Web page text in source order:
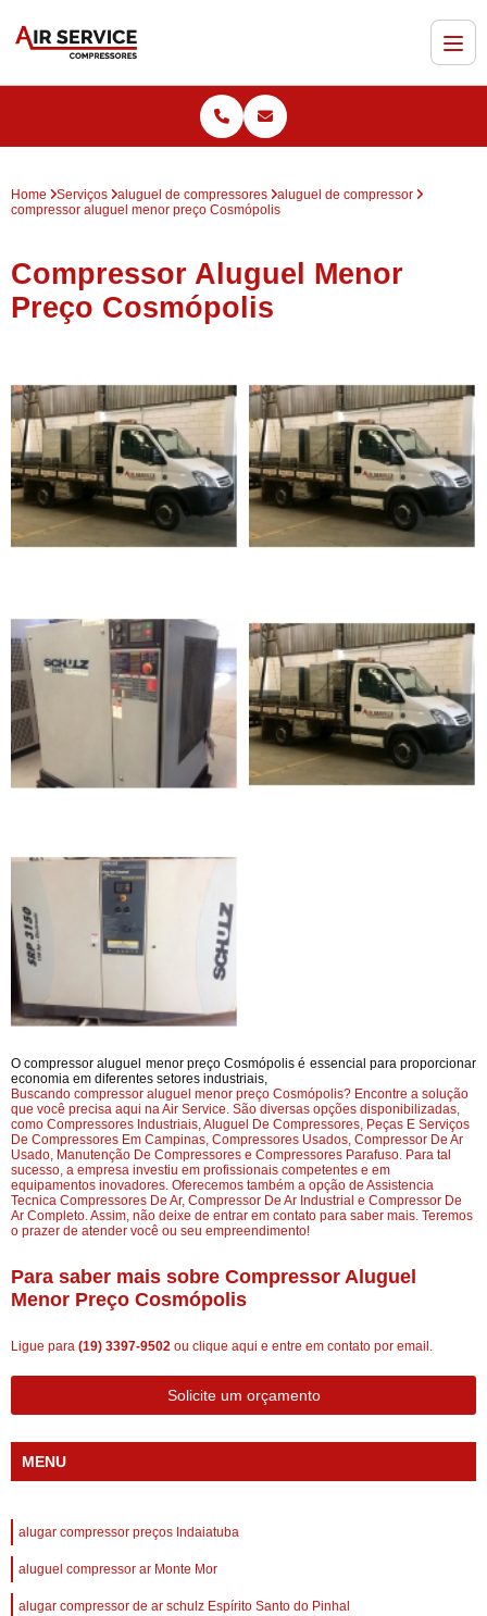
Home Serviços aluguel de compressores
aluguel de compressor
compressor aluguel menor preço Cosmópolis
Compressor Aluguel Menor
Preço Cosmópolis
O compressor aluguel menor preço Cosmópolis é essencial para proporcionar
economia em diferentes setores industriais,
Buscando compressor aluguel menor preço Cosmópolis? Encontre a solução
que você precisa aqui na Air Service. São diversas opções disponibilizadas,
como Compressores Industriais, Aluguel De Compressores, Peças E Serviços
De Compressores Em Campinas, Compressores Usados, Compressor De Ar
Usado, Manutenção De Compressores e Compressores Parafuso. Para tal
sucesso, a empresa investiu em profissionais competentes e em
equipamentos inovadores. Oferecemos também a opção de Assistencia
Tecnica Compressores De Ar, Compressor De Ar Industrial e Compressor De
Ar Completo. Assim, não deixe de entrar em contato para saber mais. Teremos
o prazer de atender você ou seu empreendimento!
Para saber mais sobre Compressor Aluguel
Menor Preço Cosmópolis
Ligue para (19) 3397-9502 ou clique aqui e entre em contato por email.
Solicite um orçamento
MENU
alugar compressor preços Indaiatuba
aluguel compressor ar Monte Mor
alugar compressor de ar schulz Espírito Santo do Pinhal